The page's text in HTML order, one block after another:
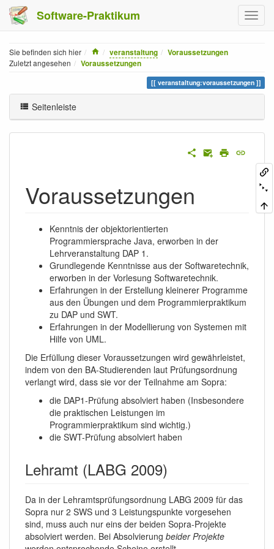
Software-Praktikum
Sie befinden sich hier Home
veranstaltung
Voraussetzungen
Zuletzt angesehen
Voraussetzungen
veranstaltung:voraussetzungen
Seitenleiste
Voraussetzungen
Kenntnis der objektorientierten
Programmiersprache Java, erworben in der
Lehrveranstaltung DAP 1.
Grundlegende Kenntnisse aus der Softwaretechnik,
erworben in der Vorlesung Softwaretechnik.
Erfahrungen in der Erstellung kleinerer Programme
aus den Übungen und dem Programmierpraktikum
zu DAP und SWT.
Erfahrungen in der Modellierung von Systemen mit
Hilfe von UML.
Die Erfüllung dieser Voraussetzungen wird gewährleistet,
indem von den BA-Studierenden laut Prüfungsordnung
verlangt wird, dass sie vor der Teilnahme am Sopra:
die DAP1-Prüfung absolviert haben (Insbesondere
die praktischen Leistungen im
Programmierpraktikum sind wichtig.)
die SWT-Prüfung absolviert haben
Lehramt (LABG 2009)
Da in der Lehramtsprüfungsordnung LABG 2009 für das
Sopra nur 2 SWS und 3 Leistungspunkte vorgesehen
sind, muss auch nur eins der beiden Sopra-Projekte
absolviert werden. Bei Absolvierung beider Projekte